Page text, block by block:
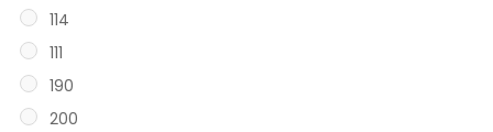
114
111
190
200